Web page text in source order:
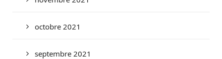
octobre 2021
septembre 2021